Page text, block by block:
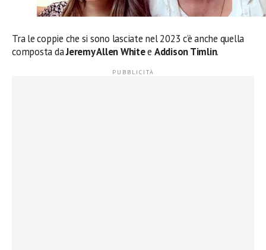
Tra le coppie che si sono lasciate nel 2023 c’è anche quella
composta daJeremy Allen Whitee Addison Timlin.